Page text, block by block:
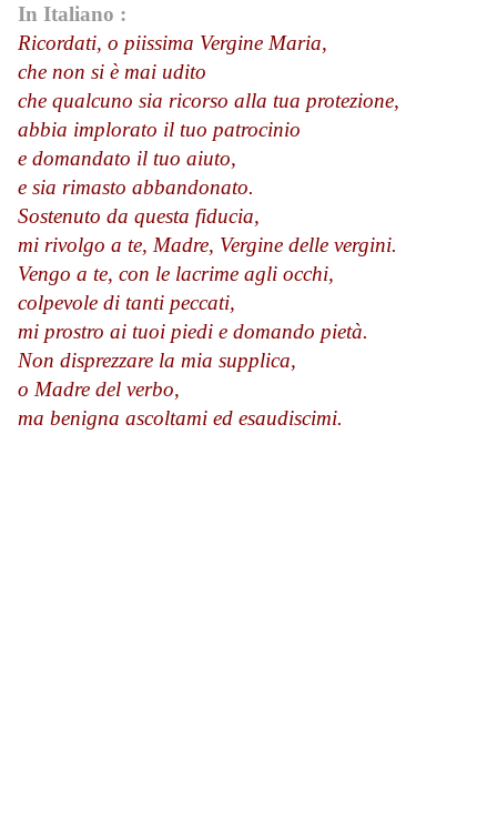
In Italiano :
Ricordati, o piissima Vergine Maria,
che non si è mai udito
che qualcuno sia ricorso alla tua protezione,
abbia implorato il tuo patrocinio
e domandato il tuo aiuto,
e sia rimasto abbandonato.
Sostenuto da questa fiducia,
mi rivolgo a te, Madre, Vergine delle vergini.
Vengo a te, con le lacrime agli occhi,
colpevole di tanti peccati,
mi prostro ai tuoi piedi e domando pietà.
Non disprezzare la mia supplica,
o Madre del verbo,
ma benigna ascoltami ed esaudiscimi.